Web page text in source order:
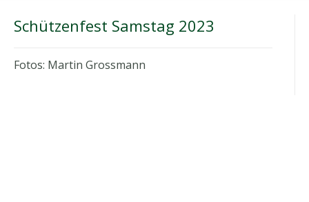
Schützenfest Samstag 2023
Fotos: Martin Grossmann